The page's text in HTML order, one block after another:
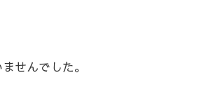
せんでした。